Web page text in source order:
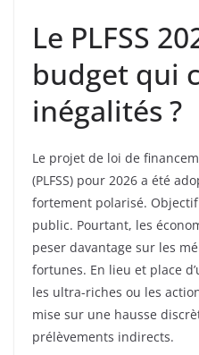
Le PLFSS
budget qui
inégalités ?
Le projet de loi de
(PLFSS) pour 2026 a été
fortement polarisé.
public. Pourtant, les
peser davantage sur les
fortunes. En lieu et place
les ultra-riches ou les
mise sur une hausse
prélèvements indirects.